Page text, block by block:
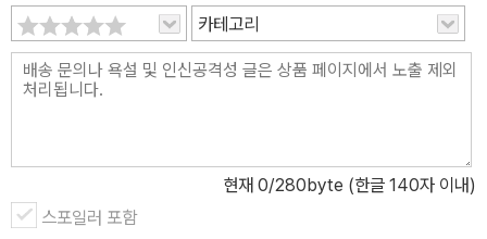
하고 조사할 수 있다. 현대 과학이 밝힌 전자기파 스펙트럼을 보면 보
라색 너머로는 자외선, 엑스선, 감마선 등 강한 에너지를 가진 빛이 펼
쳐져 있고 빨간색에 이웃해서는 적외선, 마이크로파 및 라디오파 등
의 전파가 연결되어 모두 동일한 속도인 초속 30만 킬로미터 정도의
다. 빛은 과학자들이 원자에서 우주까지 엄청난 스케일로 펼쳐져 있
는 자연 현상을 더 잘 이해하기 위해 활용하는 주요 수단이다. 빛은 최
근 미시 세계에서 벌어지는 동적인 움직임을 추적하고 연구하는 중요
카테고리
현재 0/280byte (한글 140자 이내)
스포일러 포함